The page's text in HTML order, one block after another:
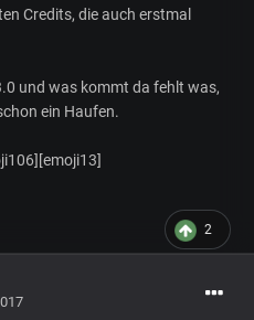
Credits, die auch erstmal
und was kommt da fehlt was,
ein Haufen.
2